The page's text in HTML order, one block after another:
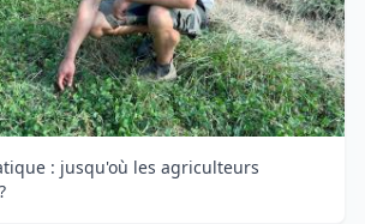
: jusqu'où les agriculteurs